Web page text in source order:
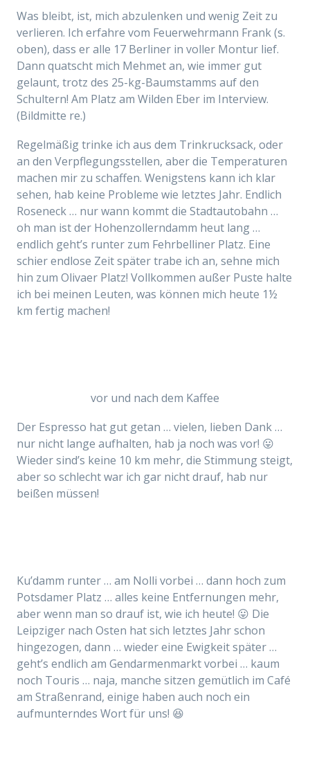
Was bleibt, ist, mich abzulenken und wenig Zeit zu
verlieren. Ich erfahre vom Feuerwehrmann Frank (s.
oben), dass er alle 17 Berliner in voller Montur lief.
Dann quatscht mich Mehmet an, wie immer gut
gelaunt, trotz des 25-kg-Baumstamms auf den
Schultern! Am Platz am Wilden Eber im Interview.
(Bildmitte re.)
Regelmäßig trinke ich aus dem Trinkrucksack, oder
an den Verpflegungsstellen, aber die Temperaturen
machen mir zu schaffen. Wenigstens kann ich klar
sehen, hab keine Probleme wie letztes Jahr. Endlich
Roseneck … nur wann kommt die Stadtautobahn …
oh man ist der Hohenzollerndamm heut lang …
endlich geht’s runter zum Fehrbelliner Platz. Eine
schier endlose Zeit später trabe ich an, sehne mich
hin zum Olivaer Platz! Vollkommen außer Puste halte
ich bei meinen Leuten, was können mich heute 1½
km fertig machen!
vor und nach dem Kaffee
Der Espresso hat gut getan … vielen, lieben Dank …
nur nicht lange aufhalten, hab ja noch was vor! 😛
Wieder sind’s keine 10 km mehr, die Stimmung steigt,
aber so schlecht war ich gar nicht drauf, hab nur
beißen müssen!
Ku’damm runter … am Nolli vorbei … dann hoch zum
Potsdamer Platz … alles keine Entfernungen mehr,
aber wenn man so drauf ist, wie ich heute! 😛 Die
Leipziger nach Osten hat sich letztes Jahr schon
hingezogen, dann … wieder eine Ewigkeit später …
geht’s endlich am Gendarmenmarkt vorbei … kaum
noch Touris … naja, manche sitzen gemütlich im Café
am Straßenrand, einige haben auch noch ein
aufmunterndes Wort für uns! 😆